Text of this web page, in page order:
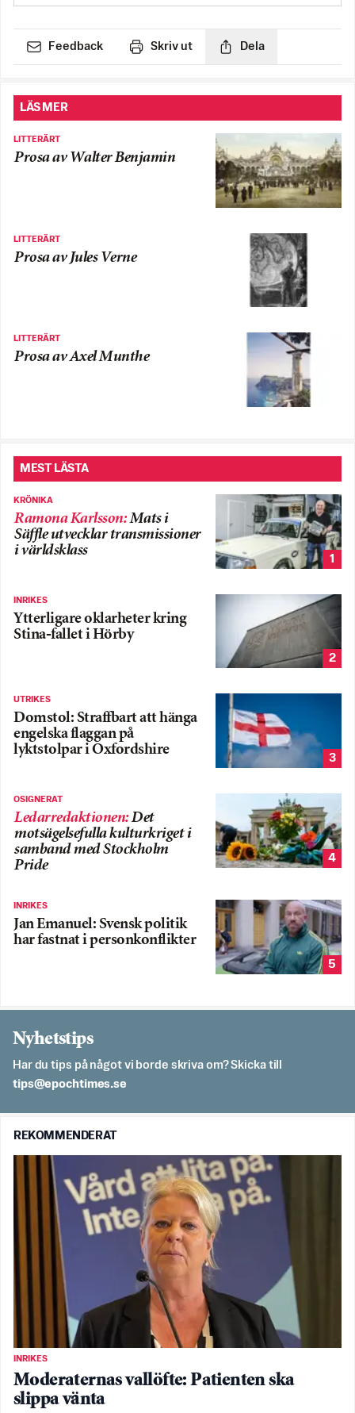
Feedback Skriv ut Dela
LÄS MER
LITTERÄRT
Prosa av Walter Benjamin
LITTERÄRT
Prosa av Jules Verne
LITTERÄRT
Prosa av Axel Munthe
MEST LÄSTA
KRÖNIKA
Ramona Karlsson:Mats i
Säffle utvecklar transmissioner
i världsklass
1
INRIKES
Ytterligare oklarheter kring
Stina-fallet i Hörby
2
UTRIKES
Domstol: Straffbart att hänga
engelska flaggan på
lyktstolpar i Oxfordshire
3
OSIGNERAT
Ledarredaktionen:Det
motsägelsefulla kulturkriget i
samband med Stockholm
Pride
4
INRIKES
Jan Emanuel: Svensk politik
har fastnat i personkonflikter
5
Nyhetstips
Har du tips på något vi borde skriva om? Skicka till
es.semithcope@spit
REKOMMENDERAT
INRIKES
Moderaternas vallöfte: Patienten ska
slippa vänta